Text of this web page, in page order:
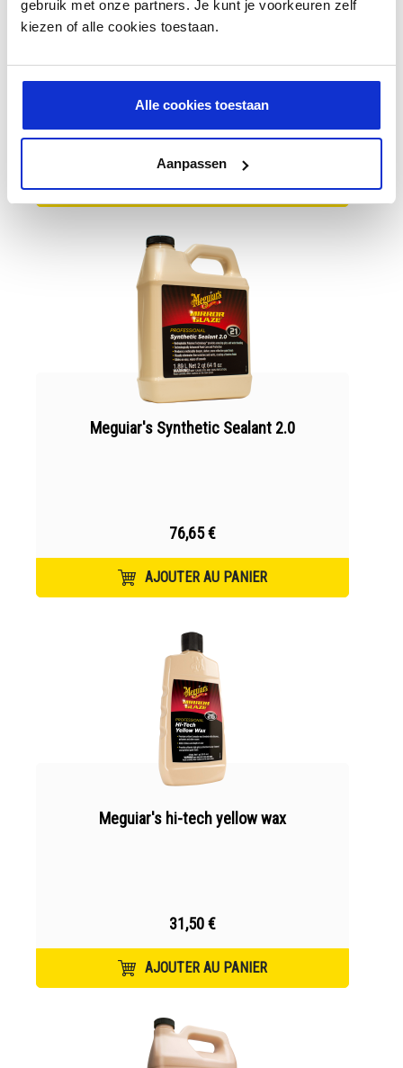
gebruik met onze partners. Je kunt je voorkeuren zelf
kiezen of alle cookies toestaan.
Alle cookies toestaan
Aanpassen
Meguiar's Synthetic Sealant 2.0
39,91 €
AJOUTER AU PANIER
Meguiar's Synthetic Sealant 2.0
76,65 €
AJOUTER AU PANIER
Meguiar's hi-tech yellow wax
31,50 €
AJOUTER AU PANIER